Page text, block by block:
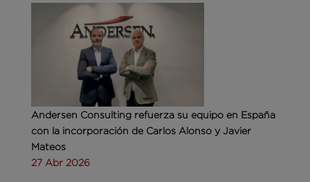
Andersen Consulting refuerza su equipo en España
con la incorporación de Carlos Alonso y Javier
Mateos
27 Abr 2026